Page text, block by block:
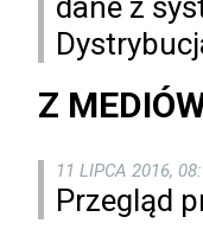
dane z
Z
11 LIPCA 2016,
Przegląd